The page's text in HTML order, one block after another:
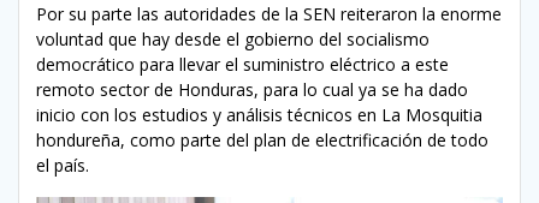
Por su parte las autoridades de la SEN reiteraron la enorme
voluntad que hay desde el gobierno del socialismo
democrático para llevar el suministro eléctrico a este
remoto sector de Honduras, para lo cual ya se ha dado
inicio con los estudios y análisis técnicos en La Mosquitia
hondureña, como parte del plan de electrificación de todo
el país.